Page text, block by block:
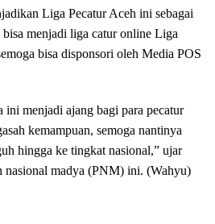
Liga Pecatur Aceh ini sebagai
menjadi liga catur online Liga
bisa disponsori oleh Media POS
menjadi ajang bagi para pecatur
kemampuan, semoga nantinya
hingga ke tingkat nasional,” ujar
nasional madya (PNM) ini. (Wahyu)